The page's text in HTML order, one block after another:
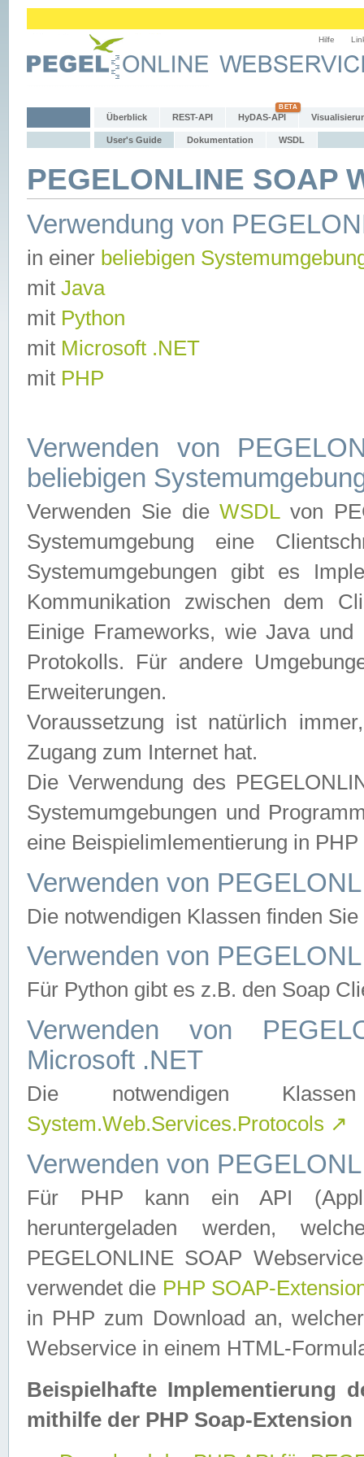
Hilfe
Überblick REST-API HyDAS-API
User's Guide Dokumentation WSDL
PEGELONLINE SOAP
Verwendung von
in einer beliebigen
mit Java
mit Python
mit Microsoft .NET
mit PHP
Verwenden von
beliebigen
Verwenden Sie dieWSDLvon
Systemumgebung eine
Systemumgebungen gibt es
Kommunikation zwischen dem
Einige Frameworks, wie Java
Protokolls. Für andere
Erweiterungen.
Voraussetzung ist natürlich
Zugang zum Internet hat.
Die Verwendung des
Systemumgebungen und
eine Beispielimlementierung in
Verwenden von
Die notwendigen Klassen finden
Verwenden von
Für Python gibt es z.B. den Soap
Verwenden von
Microsoft .NET
Die notwendigen
System.Web.Services.Protocols ↗
Verwenden von
Für PHP kann ein API
heruntergeladen werden,
PEGELONLINE SOAP
verwendet die PHP SOAP-
in PHP zum Download an,
Webservice in einem HTML-
Beispielhafte Implementierung
mithilfe der PHP Soap-Extension